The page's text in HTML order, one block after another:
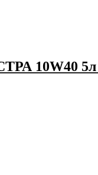
10W40 5л